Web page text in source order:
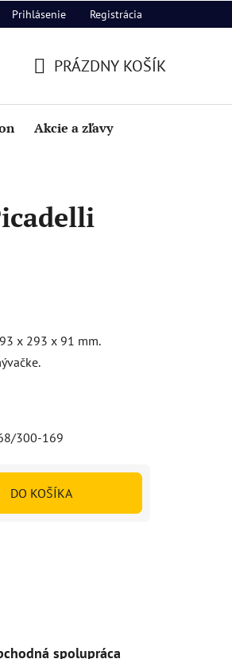
Prihlásenie Registrácia
KOŠÍK
PRÁZDNY KOŠÍK
Akcie a zľavy
x 293 x 91 mm.
300-169
DO KOŠÍKA
spolupráca